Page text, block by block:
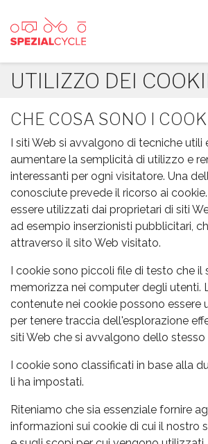
UTILIZZO DEI
CHE COSA SONO I
I siti Web si avvalgono di tecniche utili
aumentare la semplicità di utilizzo e
interessanti per ogni visitatore. Una
conosciute prevede il ricorso ai
essere utilizzati dai proprietari di siti
ad esempio inserzionisti pubblicitari,
attraverso il sito Web visitato.
I cookie sono piccoli file di testo che il
memorizza nei computer degli utenti.
contenute nei cookie possono essere
per tenere traccia dell'esplorazione
siti Web che si avvalgono dello stesso
I cookie sono classificati in base alla
li ha impostati.
Riteniamo che sia essenziale fornire
informazioni sui cookie di cui il nostro